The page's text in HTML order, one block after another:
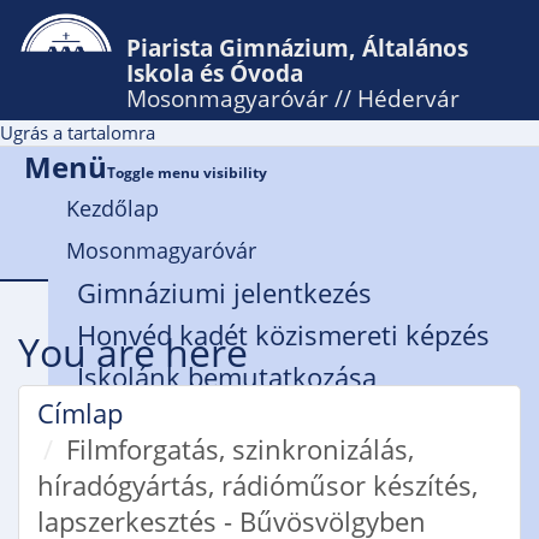
Piarista Gimnázium, Általános
Iskola és Óvoda
Mosonmagyaróvár // Hédervár
Ugrás a tartalomra
MenüToggle menu visibility
Kezdőlap
Mosonmagyaróvár
Gimnáziumi jelentkezés
Honvéd kadét közismereti képzés
Iskolánk bemutatkozása
Rendház
Zsidanits István Alapítvány
Sík Sándor Könyvtár
You are here
Címlap
Filmforgatás, szinkronizálás,
híradógyártás, rádióműsor készítés,
lapszerkesztés - Bűvösvölgyben